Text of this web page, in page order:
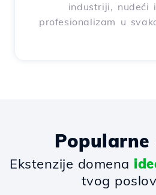
industriji, nudeći
profesionalizam u
Popularne
Ekstenzije domena
tvog